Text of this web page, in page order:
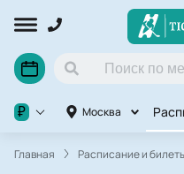
Москва
₽
Главная Расписание и